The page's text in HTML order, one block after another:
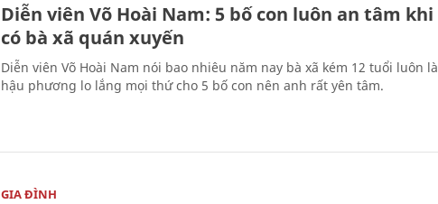
Diễn viên Võ Hoài Nam: 5 bố con luôn an tâm khi
có bà xã quán xuyến
Diễn viên Võ Hoài Nam nói bao nhiêu năm nay bà xã kém 12 tuổi luôn là
hậu phương lo lắng mọi thứ cho 5 bố con nên anh rất yên tâm.
GIA ĐÌNH